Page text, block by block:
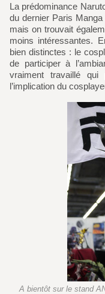
La prédominance Naruto / One Piece / Gothic Lolita perçue lors
du dernier Paris
mais on trouvait
moins intéressantes.
bien distinctes : le
de participer à
vraiment travaillé
l’implication du
A bientôt sur le stand